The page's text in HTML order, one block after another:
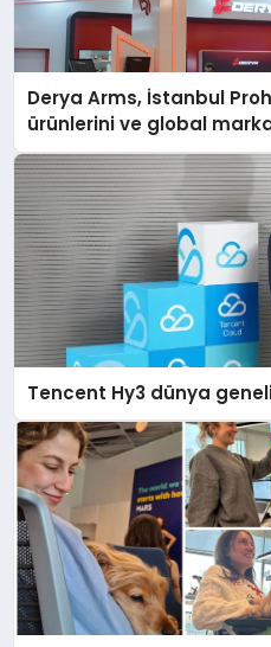
Derya Arms, İstanbul
ürünlerini ve global
Tencent Hy3 dünya